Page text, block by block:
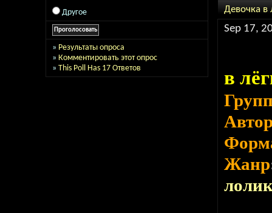
Другое
» Результаты опроса
» Комментировать этот опрос
» This Poll Has 17 Ответов
Девочка в
Sep 17,
в
Жанр